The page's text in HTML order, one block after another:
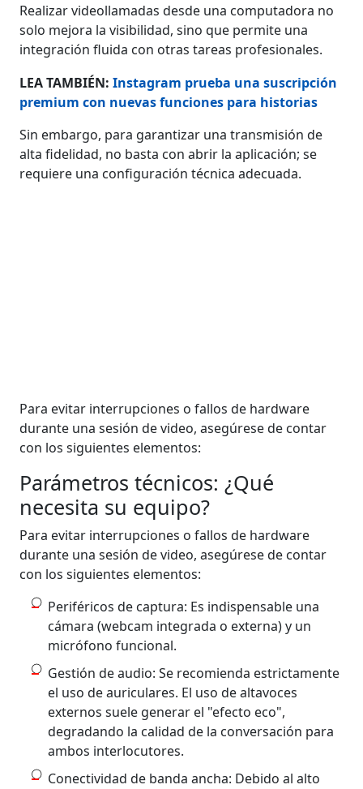
Realizar videollamadas desde una computadora no
solo mejora la visibilidad, sino que permite una
integración fluida con otras tareas profesionales.
LEA TAMBIÉN:Instagram prueba una suscripción
premium con nuevas funciones para historias
Sin embargo, para garantizar una transmisión de
alta fidelidad, no basta con abrir la aplicación; se
requiere una configuración técnica adecuada.
Para evitar interrupciones o fallos de hardware
durante una sesión de video, asegúrese de contar
con los siguientes elementos:
Parámetros técnicos: ¿Qué
necesita su equipo?
Para evitar interrupciones o fallos de hardware
durante una sesión de video, asegúrese de contar
con los siguientes elementos:
Periféricos de captura: Es indispensable una
cámara (webcam integrada o externa) y un
micrófono funcional.
Gestión de audio: Se recomienda estrictamente
el uso de auriculares. El uso de altavoces
externos suele generar el "efecto eco",
degradando la calidad de la conversación para
ambos interlocutores.
Conectividad de banda ancha: Debido al alto